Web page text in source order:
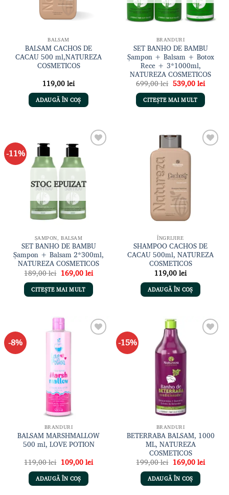
BALSAM
BALSAM CACHOS DE
CACAU 500 ml,NATUREZA
COSMETICOS
119,00lei
ADAUGĂ ÎN COȘ
BRANDURI
SET BANHO DE BAMBU
Șampon + Balsam + Botox
Rece + 3*1000ml,
NATUREZA COSMETICOS
699,00lei Prețul
inițial
a
fost:
699,00 lei.
539,00leiPrețul
curent
este:
539,00
CITEȘTE MAI MULT
-11%
STOC EPUIZAT
ȘAMPON, BALSAM
SET BANHO DE BAMBU
Șampon + Balsam 2*300ml,
NATUREZA COSMETICOS
189,00lei Prețul
inițial
a
fost:
189,00 lei.
169,00leiPrețul
curent
este:
169,00 lei.
CITEȘTE MAI MULT
ÎNGRIJIRE
SHAMPOO CACHOS DE
CACAU 500ml, NATUREZA
COSMETICOS
119,00lei
ADAUGĂ ÎN COȘ
-8%
BRANDURI
BALSAM MARSHMALLOW
500 ml, LOVE POTION
119,00lei Prețul
inițial
a
fost:
119,00 lei.
109,00leiPrețul
curent
ADAUGĂ ÎN COȘ
-15%
BRANDURI
BETERRABA BALSAM, 1000
ML, NATUREZA
COSMETICOS
199,00lei Prețul
inițial
a
fost:
199,00 lei.
169,00leiPrețul
curent
ADAUGĂ ÎN COȘ